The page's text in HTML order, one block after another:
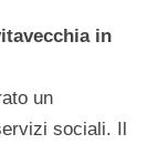
in
un
sociali. Il